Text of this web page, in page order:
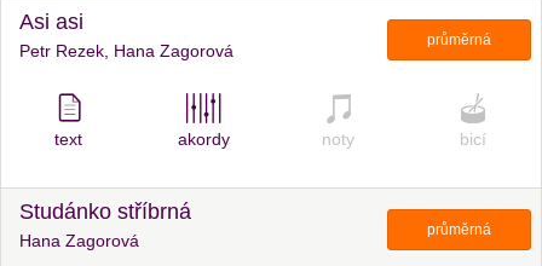
Asi asi
Petr Rezek, Hana Zagorová
průměrná
text akordy noty bicí
Studánko stříbrná
Hana Zagorová
průměrná